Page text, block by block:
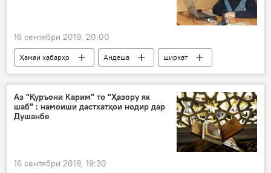
16 сентябри 2019, 20:00
Ҳамаи хабарҳо Андеша
ширкат
Фароз
барҳамдиҳӣ
коршиносон
коршинос
Дар Тоҷикистон
Аз "Қуръони Карим" то "Ҳазору як
шаб" : намоиши дастхатҳои нодир дар
Душанбе
16 сентябри 2019, 19:30